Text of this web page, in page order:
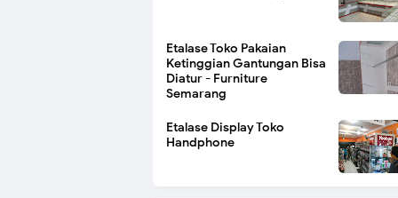
Etalase Toko Pakaian
Ketinggian Gantungan Bisa
Diatur - Furniture
Semarang
Etalase Display Toko
Handphone